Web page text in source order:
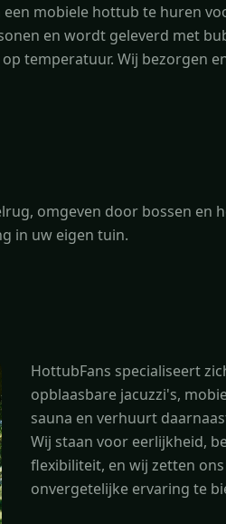
mobiele hottub te huren
en wordt geleverd met
temperatuur. Wij bezorgen
omgeven door bossen en
in uw eigen tuin.
HottubFans specialiseert
opblaasbare jacuzzi's,
sauna en verhuurt
Wij staan voor eerlijkheid,
flexibiliteit, en wij zetten
onvergetelijke ervaring te